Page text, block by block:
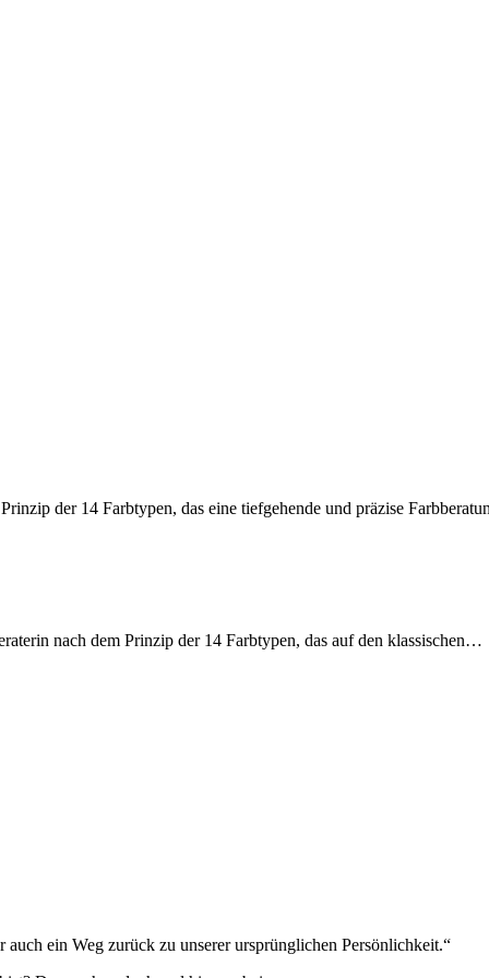
der 14 Farbtypen, das eine tiefgehende und präzise
nach dem Prinzip der 14 Farbtypen, das auf den klassischen…
ein Weg zurück zu unserer ursprünglichen Persönlichkeit.“